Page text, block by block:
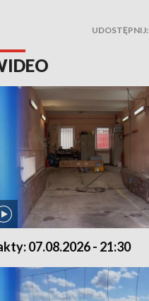
UDOSTĘPNIJ:
07.08.2026 - 21:30